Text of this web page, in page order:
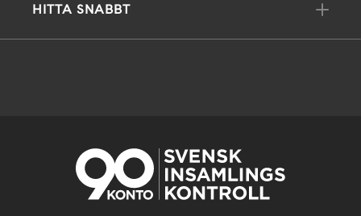
HITTA SNABBT